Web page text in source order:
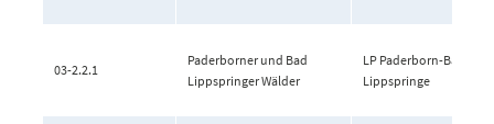
03-2.2.1
Paderborner und Bad
Lippspringer Wälder
LP Paderborn-Bad
Lippspringe